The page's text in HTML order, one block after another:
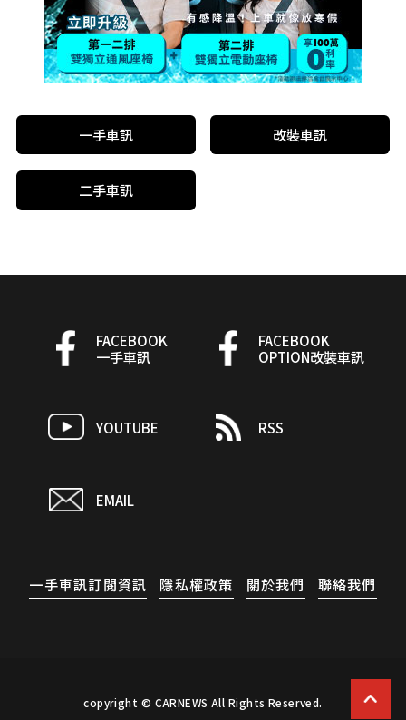
一手車訊 改裝車訊
二手車訊
FACEBOOK
一手車訊
FACEBOOK
OPTION改裝車訊
YOUTUBE RSS
EMAIL
一手車訊訂閱資訊 隱私權政策 關於我們 聯絡我們
copyright © CARNEWS All Rights Reserved.